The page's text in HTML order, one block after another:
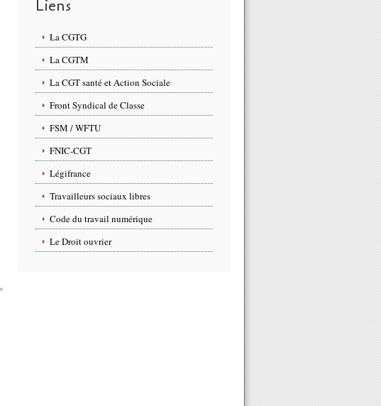
Liens
La CGTG
La CGTM
La CGT santé et Action Sociale
Front Syndical de Classe
FSM / WFTU
FNIC-CGT
Légifrance
Travailleurs sociaux libres
Code du travail numérique
Le Droit ouvrier